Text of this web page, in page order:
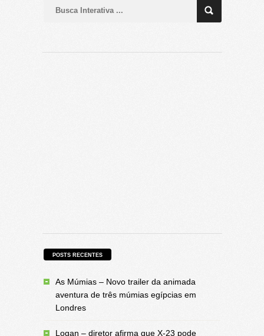
POSTS RECENTES
As Múmias – Novo trailer da animada
aventura de três múmias egípcias em
Londres
Logan – diretor afirma que X-23 pode